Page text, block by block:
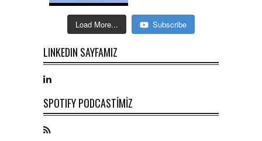
Load More... Subscribe
LINKEDIN SAYFAMIZ
SPOTIFY PODCASTİMİZ